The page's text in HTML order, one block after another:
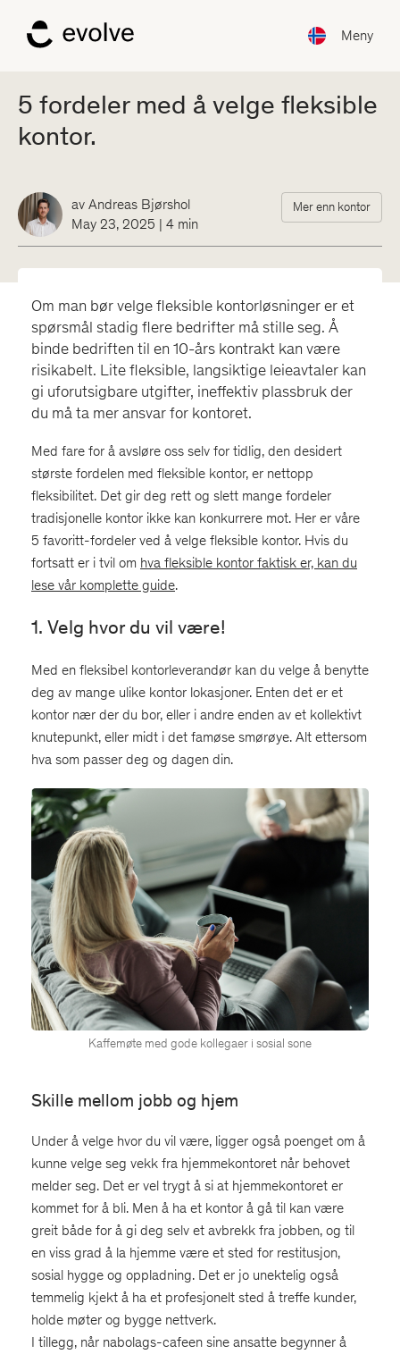
Meny
5 fordeler med å velge fleksible
kontor.
av Andreas Bjørshol
May 23, 2025 | 4 min
Mer enn kontor
Om man bør velge fleksible kontorløsninger er et
spørsmål stadig flere bedrifter må stille seg. Å
binde bedriften til en 10-års kontrakt kan være
risikabelt. Lite fleksible, langsiktige leieavtaler kan
gi uforutsigbare utgifter, ineffektiv plassbruk der
du må ta mer ansvar for kontoret.
Med fare for å avsløre oss selv for tidlig, den desidert
største fordelen med fleksible kontor, er nettopp
fleksibilitet. Det gir deg rett og slett mange fordeler
tradisjonelle kontor ikke kan konkurrere mot. Her er våre
5 favoritt-fordeler ved å velge fleksible kontor. Hvis du
fortsatt er i tvil om hva fleksible kontor faktisk er, kan du
lese vår komplette guide.
1. Velg hvor du vil være!
Med en fleksibel kontorleverandør kan du velge å benytte
deg av mange ulike kontor lokasjoner. Enten det er et
kontor nær der du bor, eller i andre enden av et kollektivt
knutepunkt, eller midt i det famøse smørøye. Alt ettersom
hva som passer deg og dagen din.
Kaffemøte med gode kollegaer i sosial sone
Skille mellom jobb og hjem
Under å velge hvor du vil være, ligger også poenget om å
kunne velge seg vekk fra hjemmekontoret når behovet
melder seg. Det er vel trygt å si at hjemmekontoret er
kommet for å bli. Men å ha et kontor å gå til kan være
greit både for å gi deg selv et avbrekk fra jobben, og til
en viss grad å la hjemme være et sted for restitusjon,
sosial hygge og oppladning. Det er jo unektelig også
temmelig kjekt å ha et profesjonelt sted å treffe kunder,
holde møter og bygge nettverk.
I tillegg, når nabolags-cafeen sine ansatte begynner å